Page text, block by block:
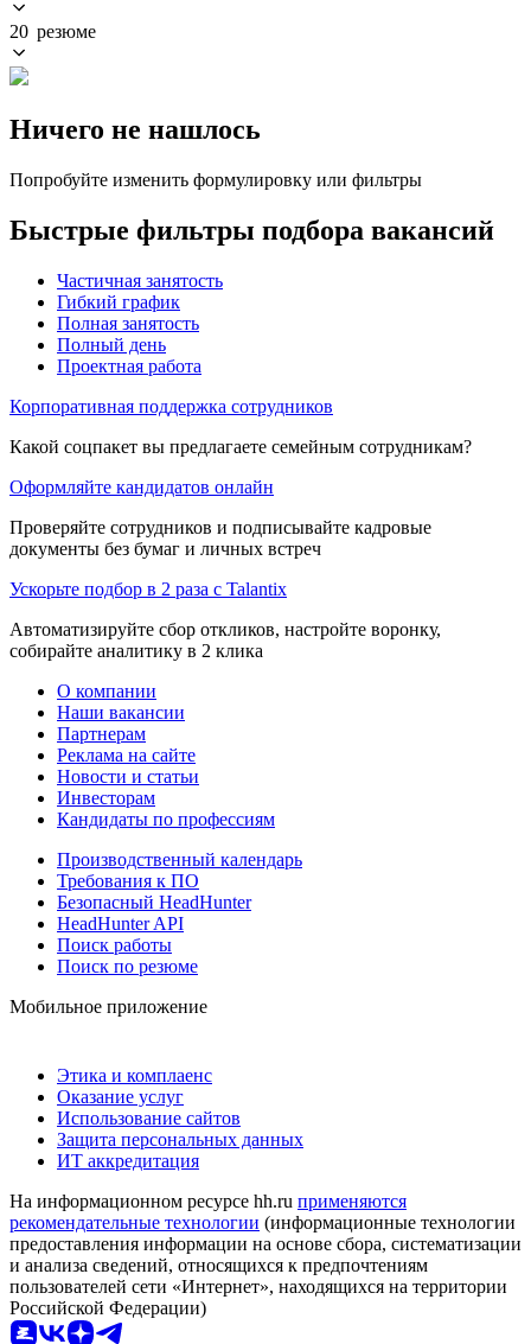
20 резюме
Ничего не нашлось
Попробуйте изменить формулировку или фильтры
Быстрые фильтры подбора вакансий
Частичная занятость
Гибкий график
Полная занятость
Полный день
Проектная работа
Корпоративная поддержка сотрудников
Какой соцпакет вы предлагаете семейным сотрудникам?
Оформляйте кандидатов онлайн
Проверяйте сотрудников и подписывайте кадровые
документы без бумаг и личных встреч
Ускорьте подбор в 2 раза с Talantix
Автоматизируйте сбор откликов, настройте воронку,
собирайте аналитику в 2 клика
О компании
Наши вакансии
Партнерам
Реклама на сайте
Новости и статьи
Инвесторам
Кандидаты по профессиям
Производственный календарь
Требования к ПО
Безопасный HeadHunter
HeadHunter API
Поиск работы
Поиск по резюме
Мобильное приложение
Этика и комплаенс
Оказание услуг
Использование сайтов
Защита персональных данных
ИТ аккредитация
На информационном ресурсе hh.ru применяются
рекомендательные технологии (информационные технологии
предоставления информации на основе сбора, систематизации
и анализа сведений, относящихся к предпочтениям
пользователей сети «Интернет», находящихся на территории
Российской Федерации)